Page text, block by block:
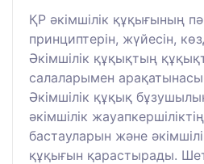
ҚР әкімшілік құқығының
принциптерін, жүйесін,
Әкімшілік құқықтың
салаларымен
Әкімшілік құқық
әкімшілік жауапкершіліктің
бастауларын және
құқығын қарастырады.